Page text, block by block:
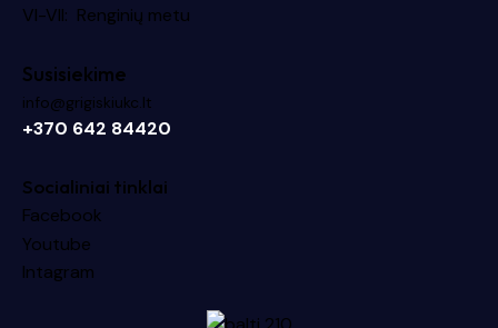
VI-VII: Renginių metu
Susisiekime
info@grigiskiukc.lt
+370 642 84420
Socialiniai tinklai
Facebook
Youtube
Intagram